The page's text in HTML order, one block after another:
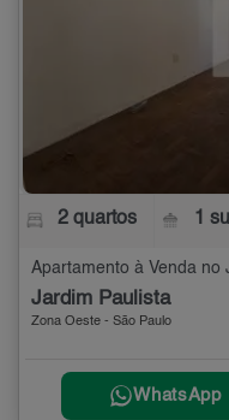
2 quartos 1
Jardim Paulista
Zona Oeste - São Paulo
WhatsApp